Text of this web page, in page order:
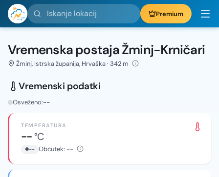
Iskanje lokacij Premium
Vremenska postaja Žminj-Krničari
Žminj, Istrska županija, Hrvaška · 342 m
Vremenski podatki
Osveženo:--
TEMPERATURA
--°C
-- Občutek: --